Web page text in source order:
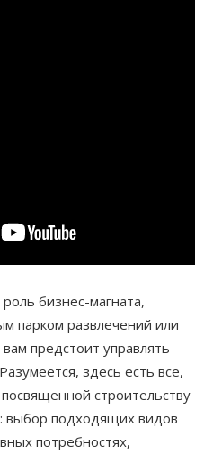
бизнес-магната,
парком развлечений или
предстоит управлять
здесь есть все,
строительству
выбор подходящих видов
потребностях,